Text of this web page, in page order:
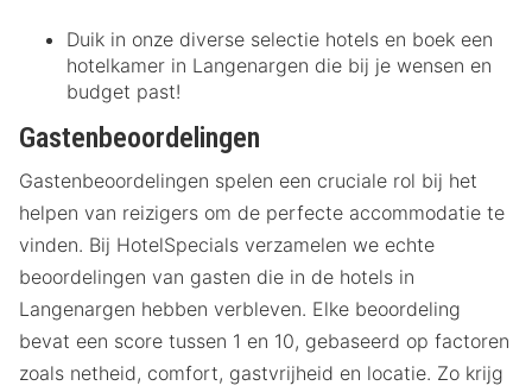
Duik in onze diverse selectie hotels en boek een
hotelkamer in Langenargen die bij je wensen en
budget past!
Gastenbeoordelingen
Gastenbeoordelingen spelen een cruciale rol bij het
helpen van reizigers om de perfecte accommodatie te
vinden. Bij HotelSpecials verzamelen we echte
beoordelingen van gasten die in de hotels in
Langenargen hebben verbleven. Elke beoordeling
bevat een score tussen 1 en 10, gebaseerd op factoren
zoals netheid, comfort, gastvrijheid en locatie. Zo krijg